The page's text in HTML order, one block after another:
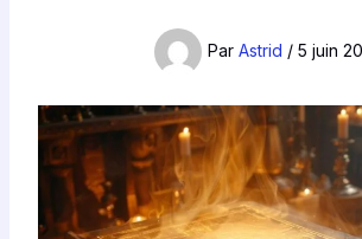
Par Astrid / 5 juin